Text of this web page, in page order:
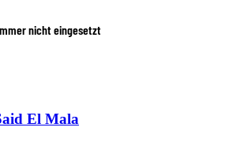
nicht eingesetzt
El Mala